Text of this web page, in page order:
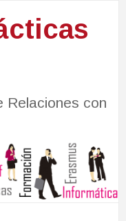
Relaciones con